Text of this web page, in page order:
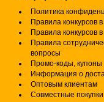
Политика
Правила конкурсов
Правила конкурсов
Правила
вопросы
Промо-коды, купоны
Информация о
Оптовым клиентам
Совместные покупки